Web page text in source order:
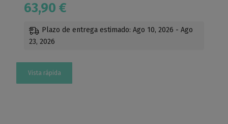
63,90€
Plazo de entrega estimado: Ago 10, 2026 - Ago
23, 2026
Vista rápida